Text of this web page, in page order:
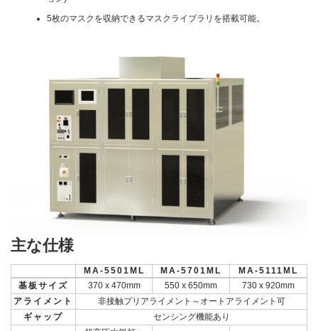
5枚のマスクを収納できるマスクライブラリを搭載可能。
主な仕様
MA-5501ML MA-5701ML
MA-5111ML
基板サイズ
370 x 470mm 550 x 650mm
730 x 920mm
アライメント
非接触プリアライメント～オートアライメント可
ギャップ
センシング機能あり